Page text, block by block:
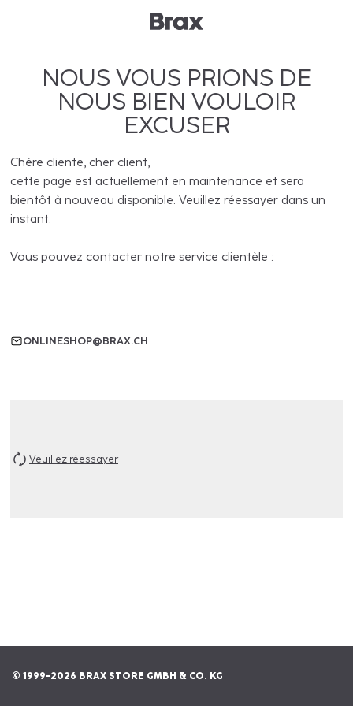
NOUS VOUS PRIONS DE
NOUS BIEN VOULOIR
EXCUSER
Chère cliente, cher client,
cette page est actuellement en maintenance et sera
bientôt à nouveau disponible. Veuillez réessayer dans un
instant.
Vous pouvez contacter notre service clientèle :
ONLINESHOP@BRAX.CH
Veuillez réessayer
© 1999-2026 BRAX STORE GMBH & CO. KG